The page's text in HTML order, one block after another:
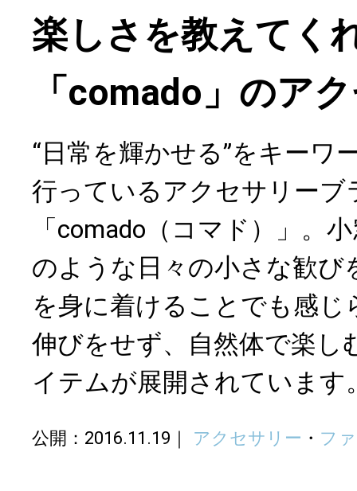
楽しさを教えてく
「comado」のア
“日常を輝かせる”をキーワ
行っているアクセサリーブ
「comado（コマド）」。
のような日々の小さな歓び
を身に着けることでも感じ
伸びをせず、自然体で楽し
イテムが展開されています
公開：2016.11.19 アクセサリー ・ フ